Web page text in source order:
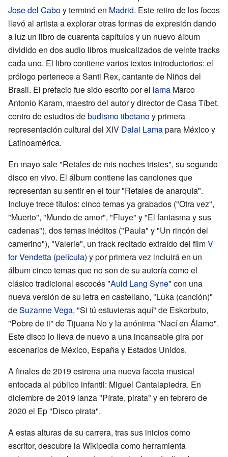
Jose del Caboy terminó en Madrid. Este retiro de los focos
llevó al artista a explorar otras formas de expresión dando
a luz un libro de cuarenta capítulos y un nuevo álbum
dividido en dos audio libros musicalizados de veinte tracks
cada uno. El libro contiene varios textos introductorios: el
prólogo pertenece a Santi Rex, cantante de Niños del
Brasil. El prefacio fue sido escrito por el lama Marco
Antonio Karam, maestro del autor y director de Casa Tíbet,
centro de estudios debudismo tibetanoy primera
representación cultural del XIV Dalai Lamapara México y
Latinoamérica.
En mayo sale "Retales de mis noches tristes", su segundo
disco en vivo. El álbum contiene las canciones que
representan su sentir en el tour "Retales de anarquía".
Incluye trece títulos: cinco temas ya grabados ("Otra vez",
"Muerto", "Mundo de amor", "Fluye" y "El fantasma y sus
cadenas"), dos temas inéditos ("Paula" y "Un rincón del
camerino"), "Valerie", un track recitado extraído del filmV
for Vendetta (película) y por primera vez incluirá en un
álbum cinco temas que no son de su autoría como el
clásico tradicional escocés "Auld Lang Syne" con una
nueva versión de su letra en castellano, "Luka (canción)"
deSuzanne Vega, "Si tú estuvieras aquí" de Eskorbuto,
"Pobre de ti" de Tijuana No y la anónima "Nací en Álamo".
Este disco lo lleva de nuevo a una incansable gira por
escenarios de México, España y Estados Unidos.
A finales de 2019 estrena una nueva faceta musical
enfocada al público infantil: Miguel Cantalapiedra. En
diciembre de 2019 lanza "Pírate, pirata" y en febrero de
2020 el Ep "Disco pirata".
A estas alturas de su carrera, tras sus inicios como
escritor, descubre la Wikipedia como herramienta